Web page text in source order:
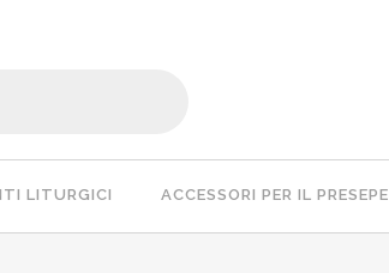
LITURGICI ACCESSORI PER IL PRESEPE